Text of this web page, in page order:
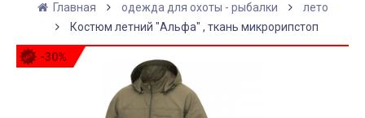
Главная одежда для охоты - рыбалки
лето
Костюм летний "Альфа" , ткань микрорипстоп
-30%